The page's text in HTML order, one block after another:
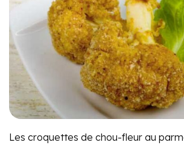
Les croquettes de chou-fleur au